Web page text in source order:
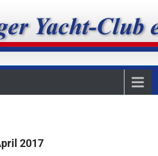
Yacht-Club
e.V.
2017